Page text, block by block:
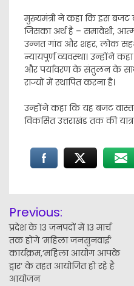
मुख्यमंत्री ने कहा कि इस बजट
जिसका अर्थ है – समावेशी,
उन्नत गांव और शहर, लोक
न्यायपूर्ण व्यवस्था। उन्होंने
और पर्यावरण के संतुलन के
राज्यों में स्थापित करना है।
उन्होंने कहा कि यह बजट
विकसित उत्तराखंड तक की
navigation
Previous:
प्रदेश के 13 जनपदों में 13 मार्च
तक होंगे ‘महिला जनसुनवाई’
कार्यक्रम,‘महिला आयोग आपके
द्वार‘ के तहत आयोजित हो रहे है
आयोजन